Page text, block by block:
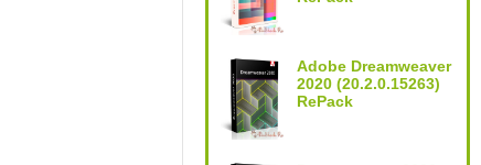
Adobe Dreamweaver
2020 (20.2.0.15263)
RePack